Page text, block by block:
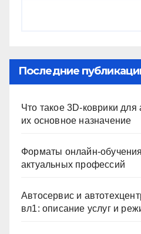
Последние
Что такое 3D-коврики
их основное назначение
Форматы онлайн-
актуальных профессий
Автосервис и
вл1: описание услуг и